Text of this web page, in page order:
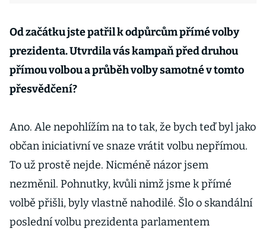
Od začátku jste patřil k odpůrcům přímé volby
prezidenta. Utvrdila vás kampaň před druhou
přímou volbou a průběh volby samotné v tomto
přesvědčení?
Ano. Ale nepohlížím na to tak, že bych teď byl jako
občan iniciativní ve snaze vrátit volbu nepřímou.
To už prostě nejde. Nicméně názor jsem
nezměnil. Pohnutky, kvůli nimž jsme k přímé
volbě přišli, byly vlastně nahodilé. Šlo o skandální
poslední volbu prezidenta parlamentem